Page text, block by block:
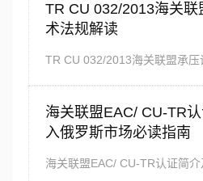
TR CU 032/2013海关
术法规解读
TR CU 032/2013海关联盟承
海关联盟EAC/ CU-TR
入俄罗斯市场必读指南
海关联盟EAC/ CU-TR认证简介